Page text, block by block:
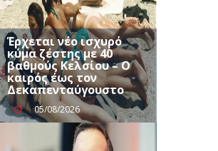
Έρχεται νέο ισχυρό
κύμα ζέστης με 40
βαθμούς Κελσίου – Ο
καιρός έως τον
Δεκαπενταύγουστο
05/08/2026